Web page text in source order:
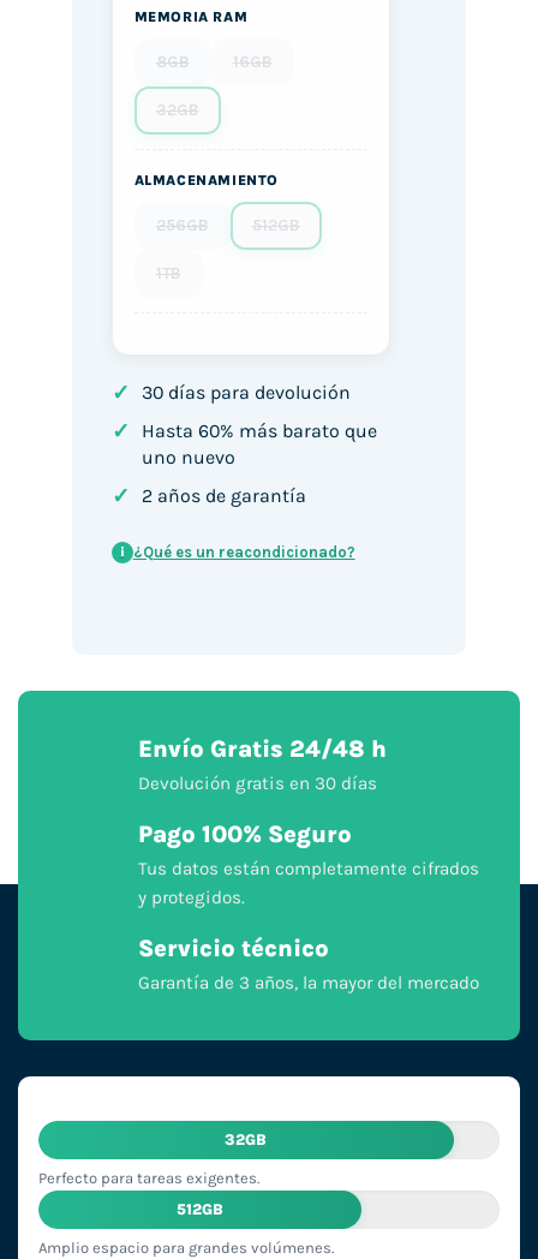
MEMORIA RAM
8GB 16GB
32GB
ALMACENAMIENTO
256GB 512GB
1TB
✓ 30 días para devolución
✓
Hasta 60% más barato que
uno nuevo
✓ 2 años de garantía
i ¿Qué es un reacondicionado?
Envío Gratis 24/48 h
Devolución gratis en 30 días
Pago 100% Seguro
Tus datos están completamente cifrados
y protegidos.
Servicio técnico
Garantía de 3 años, la mayor del mercado
32GB
Perfecto para tareas exigentes.
512GB
Amplio espacio para grandes volúmenes.